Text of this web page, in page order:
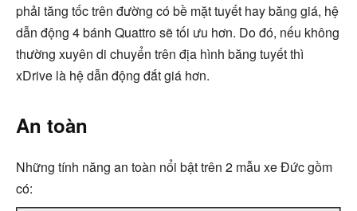
phải tăng tốc trên đường có bề mặt tuyết hay băng giá, hệ
dẫn động 4 bánh Quattro sẽ tối ưu hơn. Do đó, nếu không
thường xuyên di chuyển trên địa hình băng tuyết thì
xDrive là hệ dẫn động đắt giá hơn.
An toàn
Những tính năng an toàn nổi bật trên 2 mẫu xe Đức gồm
có: